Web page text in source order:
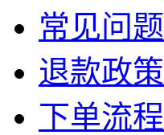
常见问题
退款政策
下单流程